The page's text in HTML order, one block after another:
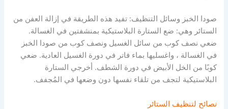
صودا الخبز وسائل التنظيف: تفيد هذه الطريقة في إزالة العفن من
الستائر وهي: ضع الستارة البلاستيكية بمنشفتين في الغسالة.
ضعي نصف كوب من سائل الغسيل ونصف كوب من صودا الخبز
في الغسالة ، واغسليها بماء فاتر في دورة الغسيل العادية. ضعي
كوبًا من الخل الأبيض في دورة الشطف. أخرجي الستارة
البلاستيكية لتجف من تلقاء نفسها دون وضعها في المُجفف.
نصائح لتنظيف الستائر